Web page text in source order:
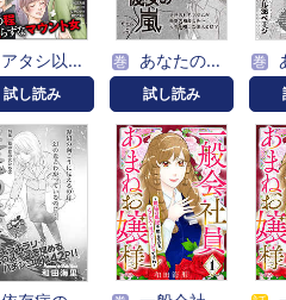
アタシ以外、全員ミジメ！ ～身の程知らずなマウント女～
試し読み
巻 あなたの隣のモンスター主婦ＳＰ～彼女の嵐～
試し読み
巻 あ